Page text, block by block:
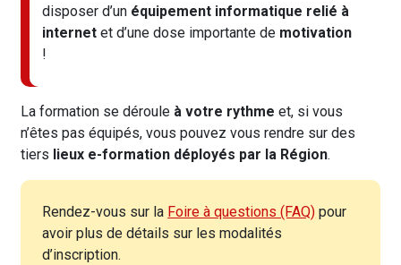
disposer d’un équipement informatique relié à
internet et d’une dose importante de motivation
!
La formation se déroule à votre rythme et, si vous
n’êtes pas équipés, vous pouvez vous rendre sur des
tiers lieux e-formation déployés par la Région.
Rendez-vous sur la Foire à questions (FAQ) pour
avoir plus de détails sur les modalités
d’inscription.